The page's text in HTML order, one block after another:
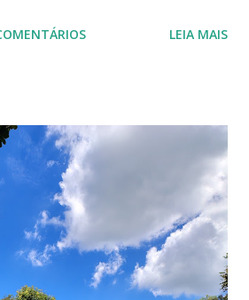
Monstrinhos O desenho era exibido
algumas teorias, os 7 monstrinhos
dos alemães sobre os judeus. Eles
possuíam o nariz bem grande,
No campo de concentração,
Números. Um dos personagens
bem idêntico ao uniforme que os
tinham que usar, e eles também
LEIA MAIS